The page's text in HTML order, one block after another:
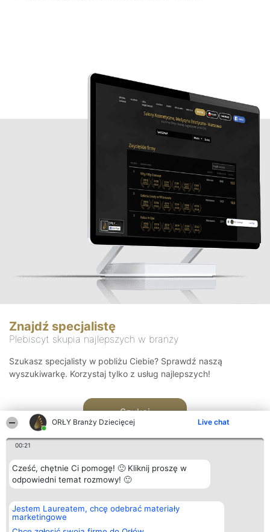
ORŁY Branży Dziecięcej Live chat
00:21
Cześć, chętnie Ci pomogę! 🙂 Kliknij proszę w
odpowiedni temat rozmowy! 🙂
Jestem Laureatem, chcę odebrać materiały
marketingowe
Znajdź specjalistę
Plebiscyt skupia najlepszych w branży
Szukasz specjalisty w pobliżu Ciebie? Sprawdź naszą
wyszukiwarkę. Korzystaj tylko z usług najlepszych!
Szukaj
Organizator plebiscytu
Bright Side Solutions sp. z o.
o. sp. k.
ul. Ruska 22
Plebiscyt
Laureaci
wszystkich
Kontakt
Kontakt